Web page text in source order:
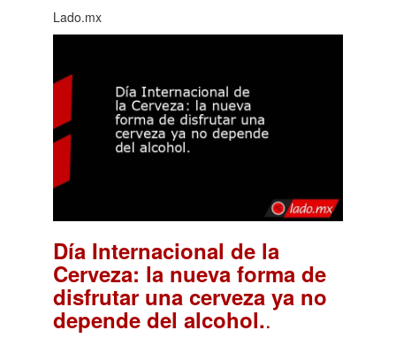
Lado.mx
Día Internacional de la
Cerveza: la nueva forma de
disfrutar una cerveza ya no
depende del alcohol..